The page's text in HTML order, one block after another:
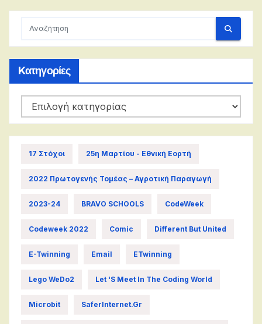
Kατηγορίες
Kατηγορίες
17 Στόχοι 25η Μαρτίου - Εθνική Εορτή
2022 Πρωτογενής Τομέας – Αγροτική Παραγωγή
2023-24 BRAVO SCHOOLS CodeWeek
Codeweek 2022 Comic Different But United
E-Twinning Email ETwinning
Lego WeDo2 Let 's Meet In The Coding World
Microbit SaferInternet.gr